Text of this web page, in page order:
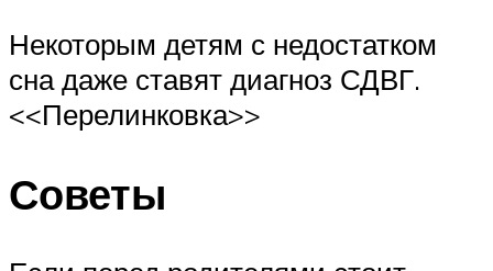
Некоторым детям с недостатком
сна даже ставят диагноз СДВГ.
<<Перелинковка>>
Советы